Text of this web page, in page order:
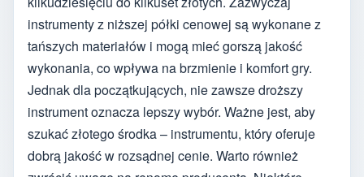
instrumenty z niższej półki cenowej są wykonane z
tańszych materiałów i mogą mieć gorszą jakość
wykonania, co wpływa na brzmienie i komfort gry.
Jednak dla początkujących, nie zawsze droższy
instrument oznacza lepszy wybór. Ważne jest, aby
szukać złotego środka – instrumentu, który oferuje
dobrą jakość w rozsądnej cenie. Warto również